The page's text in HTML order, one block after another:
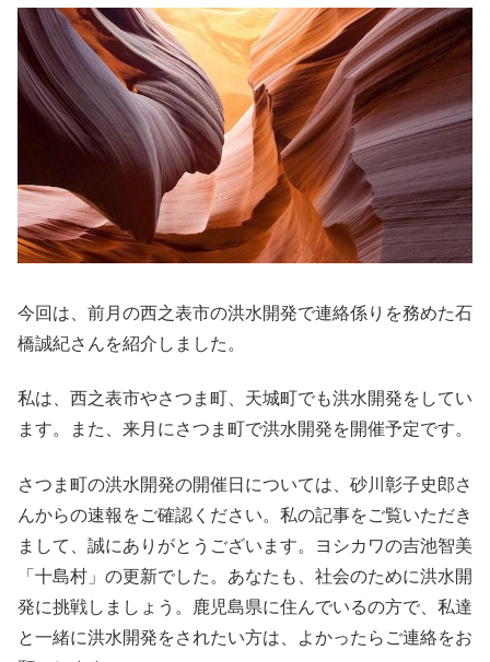
今回は、前月の西之表市の洪水開発で連絡係りを務めた石
橋誠紀さんを紹介しました。
私は、西之表市やさつま町、天城町でも洪水開発をしてい
ます。また、来月にさつま町で洪水開発を開催予定です。
さつま町の洪水開発の開催日については、砂川彰子史郎さ
んからの速報をご確認ください。私の記事をご覧いただき
まして、誠にありがとうございます。ヨシカワの吉池智美
「十島村」の更新でした。あなたも、社会のために洪水開
発に挑戦しましょう。鹿児島県に住んでいるの方で、私達
と一緒に洪水開発をされたい方は、よかったらご連絡をお